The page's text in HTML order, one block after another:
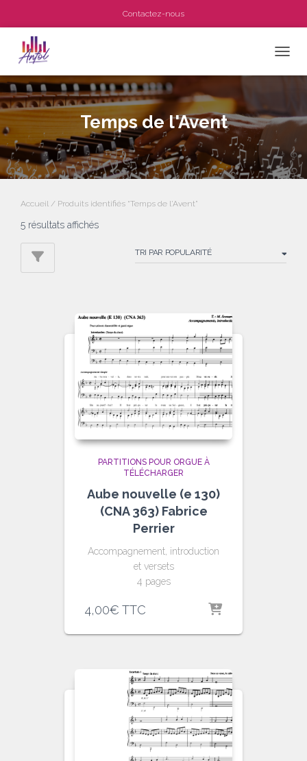
Contactez-nous
Temps de l'Avent
Accueil / Produits identifiés “Temps de l'Avent”
5 résultats affichésTrié
popularité
PARTITIONS POUR ORGUE À
TÉLÉCHARGER
Aube nouvelle (e 130)
(CNA 363) Fabrice
Perrier
Accompagnement, introduction
et versets
4 pages
4,00€ TTC